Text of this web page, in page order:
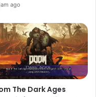
ago
The Dark Ages